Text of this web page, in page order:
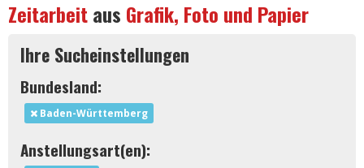
Zeitarbeitaus Grafik, Foto und Papier
Ihre Sucheinstellungen
Bundesland:
Baden-Württemberg
Anstellungsart(en):